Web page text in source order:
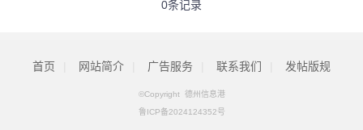
0条记录
首页 网站简介 广告服务 联系我们 发帖版规
©Copyright 德州信息港
鲁ICP备2024124352号